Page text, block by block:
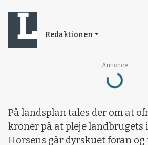
Annonce
Loading...
Redaktionen
På landsplan tales der om at
kroner på at pleje landbrugets
Horsens går dyrskuet foran